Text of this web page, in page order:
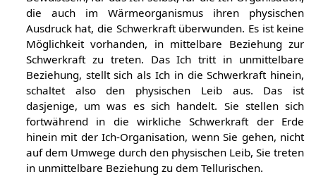
die auch im Wärmeorganismus ihren physischen
Ausdruck hat, die Schwerkraft überwunden. Es ist keine
Möglichkeit vorhanden, in mittelbare Beziehung zur
Schwerkraft zu treten. Das Ich tritt in unmittelbare
Beziehung, stellt sich als Ich in die Schwerkraft hinein,
schaltet also den physischen Leib aus. Das ist
dasjenige, um was es sich handelt. Sie stellen sich
fortwährend in die wirkliche Schwerkraft der Erde
hinein mit der Ich-Organisation, wenn Sie gehen, nicht
auf dem Umwege durch den physischen Leib, Sie treten
in unmittelbare Beziehung zu dem Tellurischen.